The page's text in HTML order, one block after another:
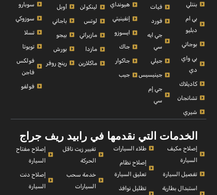
بنتلي
بي ام
دبليو
بوجاتي
بي واي
دي
كاديلاك
تشانجان
شيري
فيات
فورد
جي ايه
سي
جيلي
جينيسيس
جي إم
سي
هيونداي
إنفينيتي
ايسوزو
جاك
جاكوار
جيب
لينكولن
لوتس
مازيراتي
مازدا
ماكلارين
أوبل
باجاني
بيجو
بورش
رينج روفر
سوبارو
سوزوكي
تسلا
تويوتا
فولكس
فاجن
فولفو
الخدمات التي نقدمها في رابيد ريف جراج
إصلاح مكيف
السيارة
تفصيل السيارة
استبدال بطارية
طلاء السيارات
إصلاح نظام
تعليق السيارة
تظليل نوافذ
تغيير زيت ناقل
الحركة
خدمة سحب
السيارات
إصلاح مفتاح
السيارة
إصلاح دنت
السيارة